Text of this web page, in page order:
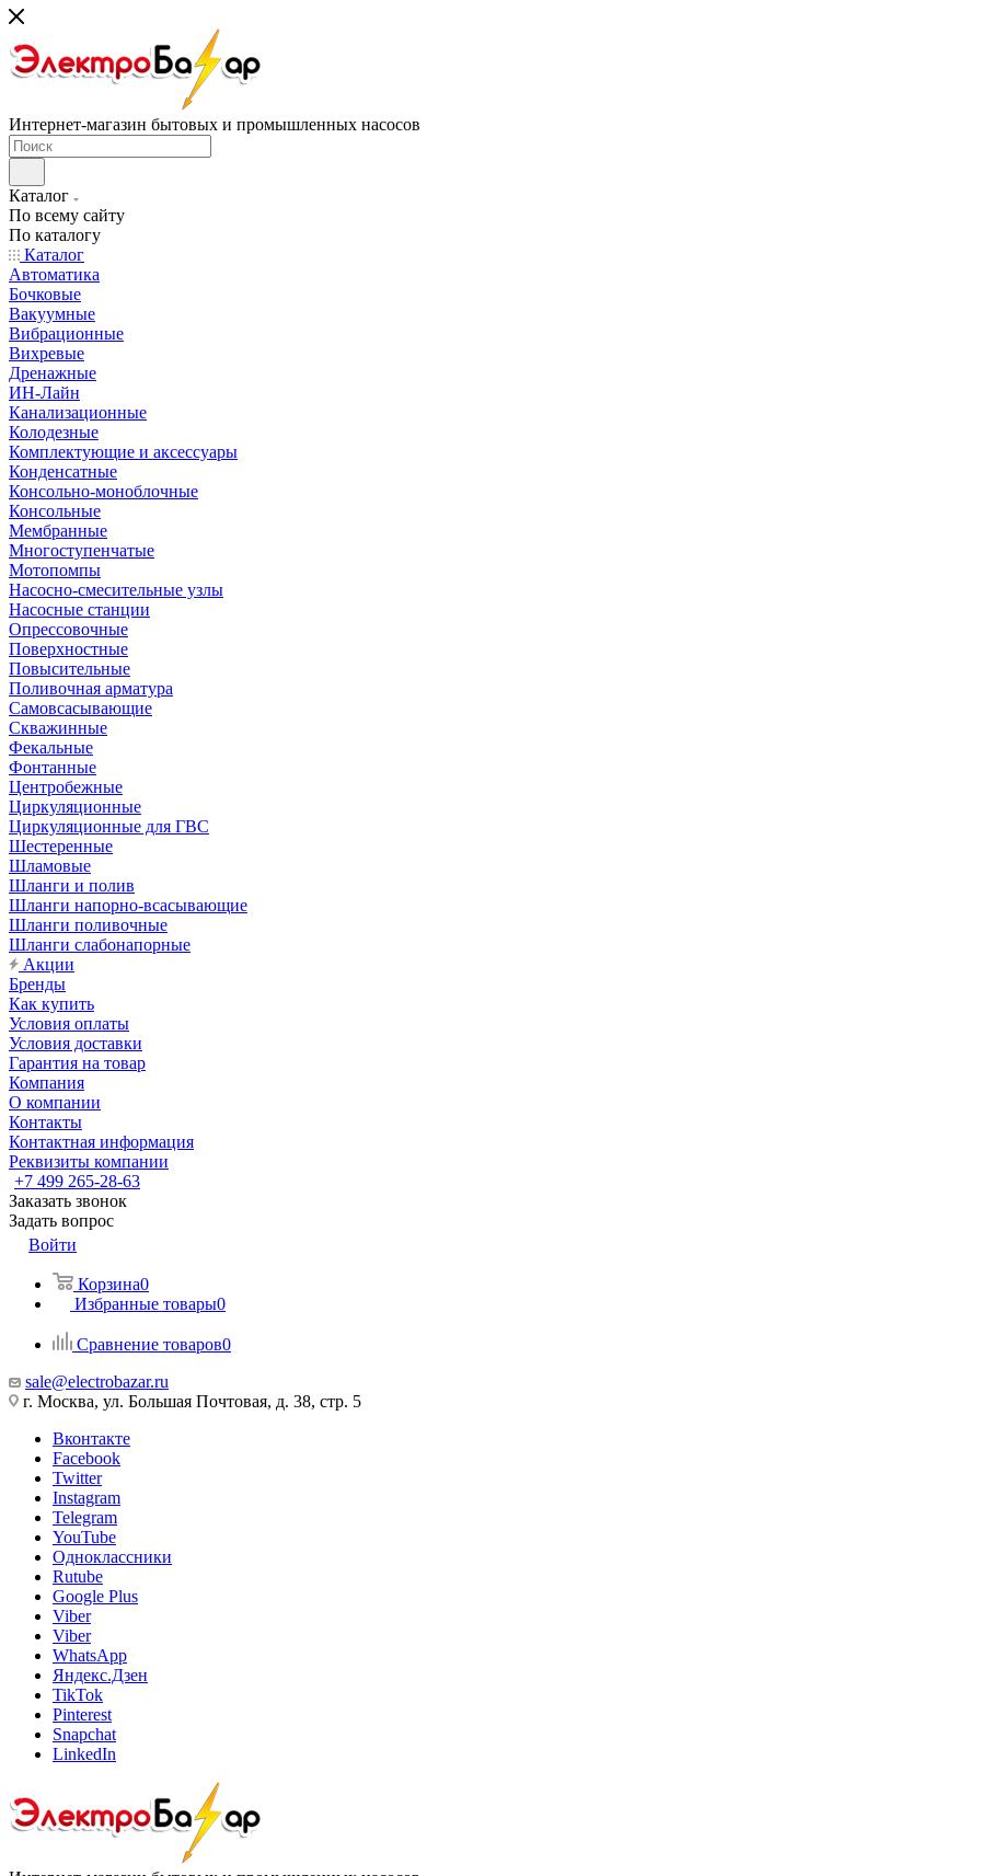
Интернет-магазин бытовых и промышленных насосов
Каталог
По всему сайту
По каталогу
Каталог
Автоматика
Бочковые
Вакуумные
Вибрационные
Вихревые
Дренажные
ИН-Лайн
Канализационные
Колодезные
Комплектующие и аксессуары
Конденсатные
Консольно-моноблочные
Консольные
Мембранные
Многоступенчатые
Мотопомпы
Насосно-смесительные узлы
Насосные станции
Опрессовочные
Поверхностные
Повысительные
Поливочная арматура
Самовсасывающие
Скважинные
Фекальные
Фонтанные
Центробежные
Циркуляционные
Циркуляционные для ГВС
Шестеренные
Шламовые
Шланги и полив
Шланги напорно-всасывающие
Шланги поливочные
Шланги слабонапорные
Акции
Бренды
Как купить
Условия оплаты
Условия доставки
Гарантия на товар
Компания
О компании
Контакты
Контактная информация
Реквизиты компании
+7 499 265-28-63
Заказать звонок
Задать вопрос
Войти
Корзина0
Избранные товары0
Сравнение товаров0
sale@electrobazar.ru
г. Москва, ул. Большая Почтовая, д. 38, стр. 5
Вконтакте
Facebook
Twitter
Instagram
Telegram
YouTube
Одноклассники
Rutube
Google Plus
Viber
Viber
WhatsApp
Яндекс.Дзен
TikTok
Pinterest
Snapchat
LinkedIn